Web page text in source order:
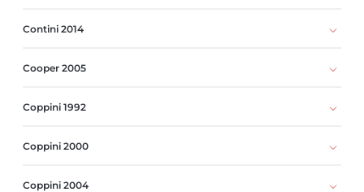
Contini 2014
Cooper 2005
Coppini 1992
Coppini 2000
Coppini 2004